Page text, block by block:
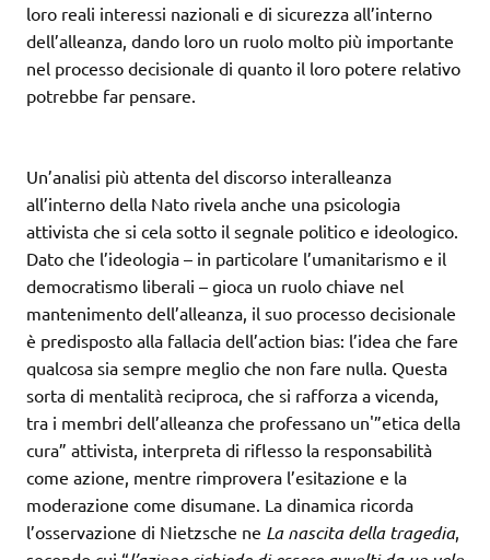
loro reali interessi nazionali e di sicurezza all’interno
dell’alleanza, dando loro un ruolo molto più importante
nel processo decisionale di quanto il loro potere relativo
potrebbe far pensare.
Un’analisi più attenta del discorso interalleanza
all’interno della Nato rivela anche una psicologia
attivista che si cela sotto il segnale politico e ideologico.
Dato che l’ideologia – in particolare l’umanitarismo e il
democratismo liberali – gioca un ruolo chiave nel
mantenimento dell’alleanza, il suo processo decisionale
è predisposto alla fallacia dell’action bias: l’idea che fare
qualcosa sia sempre meglio che non fare nulla. Questa
sorta di mentalità reciproca, che si rafforza a vicenda,
tra i membri dell’alleanza che professano un'”etica della
cura” attivista, interpreta di riflesso la responsabilità
come azione, mentre rimprovera l’esitazione e la
moderazione come disumane. La dinamica ricorda
l’osservazione di Nietzsche ne La nascita della tragedia,